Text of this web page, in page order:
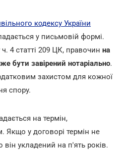
кодексу України
у письмовій формі.
4 статті 209 ЦК, правочин на
бути завірений нотаріально.
захистом для кожної
спору.
на термін,
Якщо у договорі термін не
укладений на п'ять років.